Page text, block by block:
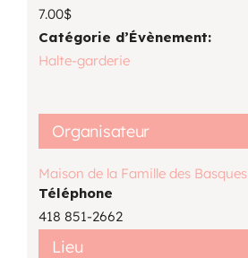
7.00$
Catégorie d’Évènement:
Halte-garderie
Lieu
Organisateur
Maison de la Famille des Basques
Téléphone
418 851-2662